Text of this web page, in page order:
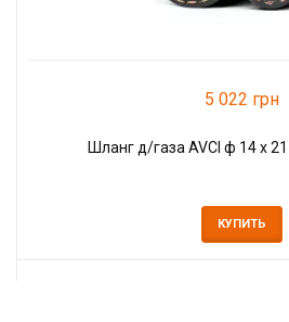
5 022 грн
Шланг д/газа AVCI ф 14 х
КУПИТЬ